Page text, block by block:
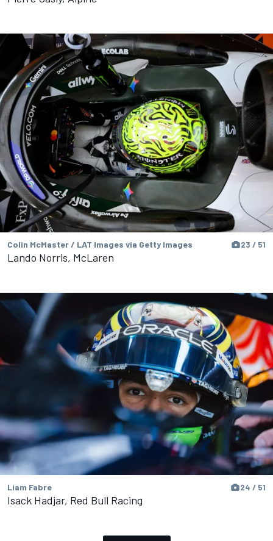
Colin McMaster / LAT Images via Getty Images 23 / 51
Lando Norris, McLaren
Liam Fabre 24 / 51
Isack Hadjar, Red Bull Racing